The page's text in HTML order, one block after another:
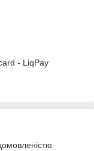
- LiqPay